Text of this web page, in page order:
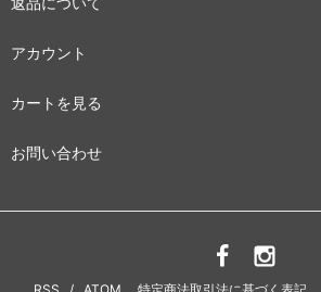
アカウント
カートを見る
お問い合わせ